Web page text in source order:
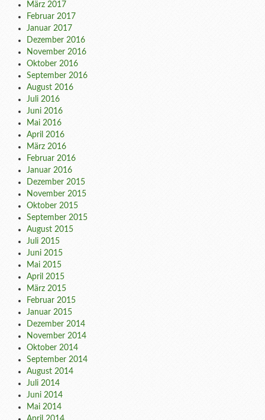
März 2017
Februar 2017
Januar 2017
Dezember 2016
November 2016
Oktober 2016
September 2016
August 2016
Juli 2016
Juni 2016
Mai 2016
April 2016
März 2016
Februar 2016
Januar 2016
Dezember 2015
November 2015
Oktober 2015
September 2015
August 2015
Juli 2015
Juni 2015
Mai 2015
April 2015
März 2015
Februar 2015
Januar 2015
Dezember 2014
November 2014
Oktober 2014
September 2014
August 2014
Juli 2014
Juni 2014
Mai 2014